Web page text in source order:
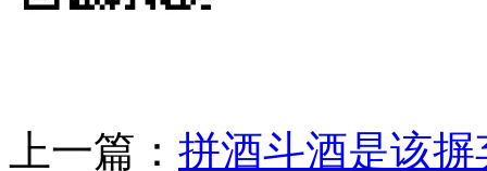
上一篇： 拼酒斗酒是该